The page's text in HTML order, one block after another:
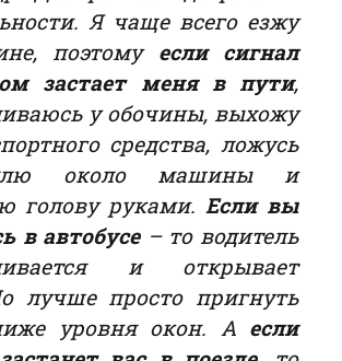
Я чаще всего езжу
поэтому если сигнал
застает меня в пути,
у обочины, выхожу
средства, ложусь
около машины и
голову руками. Если вы
в автобусе– то водитель
и открывает
лучше просто пригнуть
уровня окон. А если